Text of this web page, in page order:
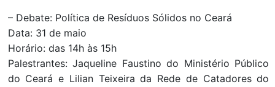
– Debate: Política de Resíduos Sólidos no Ceará
Data: 31 de maio
Horário: das 14h às 15h
Palestrantes: Jaqueline Faustino do Ministério Público
do Ceará e Lilian Teixeira da Rede de Catadores do